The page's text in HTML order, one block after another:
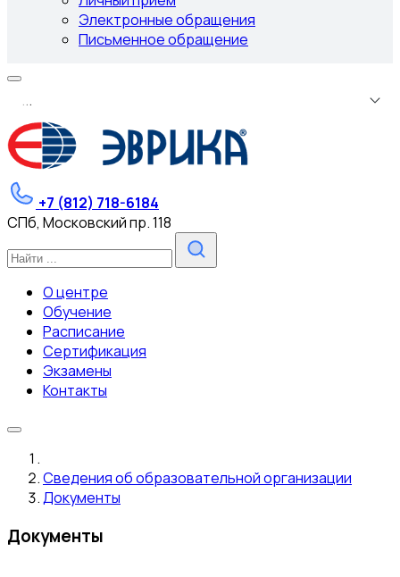
Электронные обращения
Письменное обращение
...
+7 (812) 718-6184
СПб, Московский пр. 118
О центре
Обучение
Расписание
Сертификация
Экзамены
Контакты
Сведения об образовательной организации
Документы
Документы